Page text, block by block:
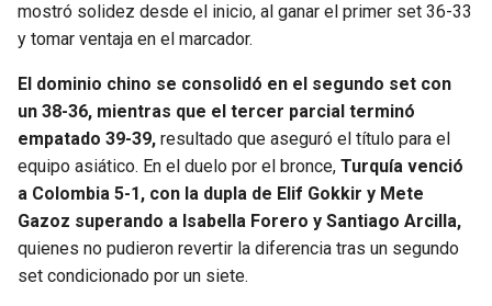
mostró solidez desde el inicio, al ganar el primer set 36-33
y tomar ventaja en el marcador.
El dominio chino se consolidó en el segundo set con
un 38-36, mientras que el tercer parcial terminó
empatado 39-39, resultado que aseguró el título para el
equipo asiático. En el duelo por el bronce, Turquía venció
a Colombia 5-1, con la dupla de Elif Gokkir y Mete
Gazoz superando a Isabella Forero y Santiago Arcilla,
quienes no pudieron revertir la diferencia tras un segundo
set condicionado por un siete.